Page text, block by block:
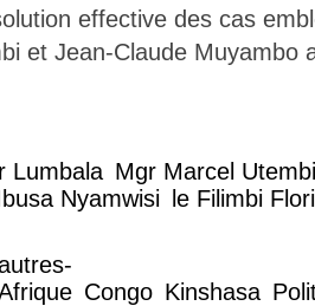
effective des cas
et Jean-Claude Muyambo
Lumbala Mgr Marcel
Nyamwisi
le Filimbi
Congo Kinshasa